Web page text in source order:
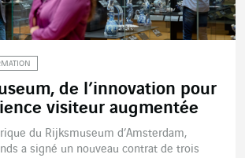
de l’innovation pour
visiteur augmentée
du Rijksmuseum d’Amsterdam,
a signé un nouveau contrat de trois